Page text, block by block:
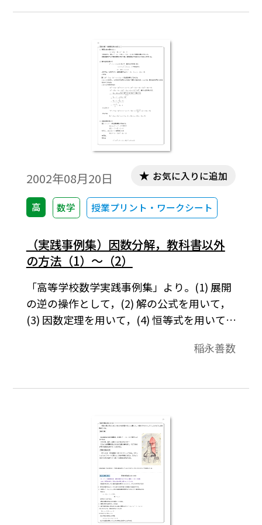
的内容，教科書で扱っている内容の背景な
とまっています。
2002年08月20日
高 数学 授業プリント・ワークシート
お気に入りに追加
（実践事例集）因数分解，教科書以外
の方法（1）～（2）
「高等学校数学実践事例集」より。(1) 展開
の逆の操作として，(2) 解の公式を用いて，
(3) 因数定理を用いて，(4) 恒等式を用いて。
内容に関して，いろいろな角度から解説を
なる先生方へのコメント，中学校の復習，
景などを集めたものです。各内容は１ページ
にまとまっています。
稲永善数